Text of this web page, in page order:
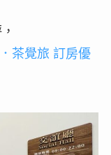
．茶覺旅 訂房優